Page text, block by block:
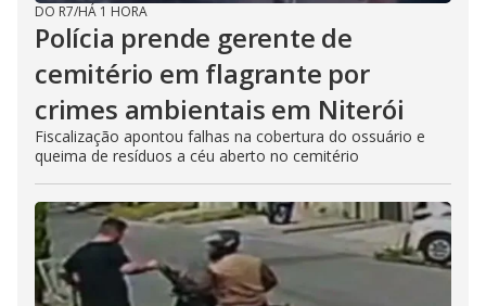
DO R7/HÁ 1 HORA
Polícia prende gerente de
cemitério em flagrante por
crimes ambientais em Niterói
Fiscalização apontou falhas na cobertura do ossuário e
queima de resíduos a céu aberto no cemitério